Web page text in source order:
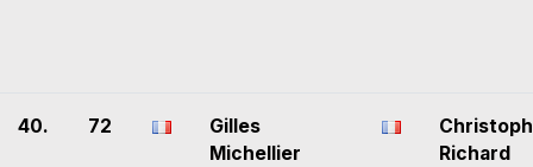
40. 72
Gilles
Michellier
Richard